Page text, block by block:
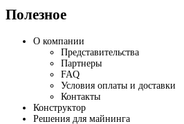
Полезное
О компании
Представительства
Партнеры
FAQ
Условия оплаты и доставки
Контакты
Конструктор
Решения для майнинга